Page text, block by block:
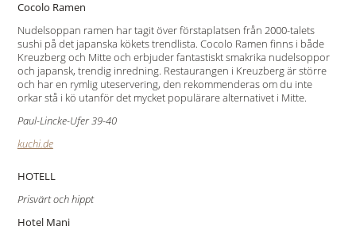
Cocolo Ramen
Nudelsoppan ramen har tagit över förstaplatsen från 2000-talets
sushi på det japanska kökets trendlista. Cocolo Ramen finns i både
Kreuzberg och Mitte och erbjuder fantastiskt smakrika nudelsoppor
och japansk, trendig inredning. Restaurangen i Kreuzberg är större
och har en rymlig uteservering, den rekommenderas om du inte
orkar stå i kö utanför det mycket populärare alternativet i Mitte.
Paul-Lincke-Ufer 39-40
kuchi.de
HOTELL
Prisvärt och hippt
Hotel Mani